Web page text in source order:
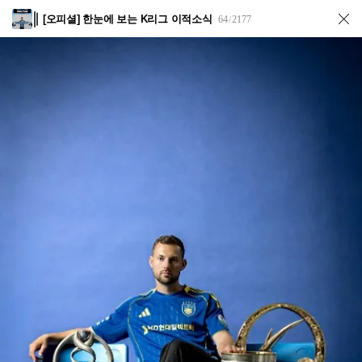
[오피셜] 한눈에 보는 K리그 이적소식 64/2177